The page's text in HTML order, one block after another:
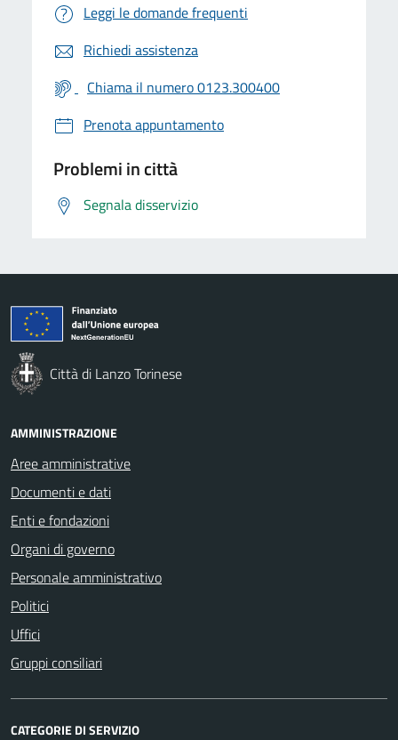
Leggi le domande frequenti
Richiedi assistenza
Chiama il numero 0123.300400
Prenota appuntamento
Problemi in città
Segnala disservizio
Città di Lanzo Torinese
AMMINISTRAZIONE
Aree amministrative
Documenti e dati
Enti e fondazioni
Organi di governo
Personale amministrativo
Politici
Uffici
Gruppi consiliari
CATEGORIE DI SERVIZIO